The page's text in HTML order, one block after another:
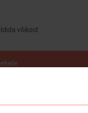
võiksid